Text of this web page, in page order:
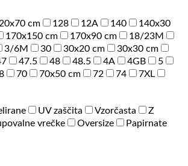
cm 128 12A 140
140x30
170x150 cm 170x90 cm
18/23M
3/6M 30 30x20 cm
30x30 cm
47.5 48 48.5 4A 4GB
5
70 70x50 cm 72 74
7XL
UV zaščita Vzorčasta
Z
vrečke Oversize
Papirnate